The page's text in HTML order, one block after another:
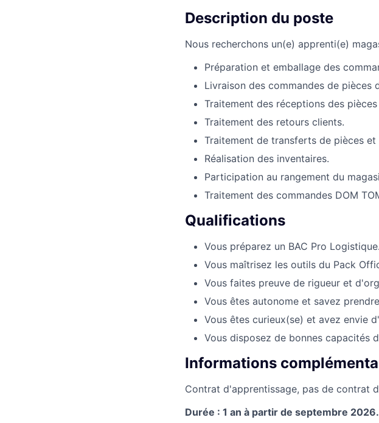
Description du poste
Nous recherchons un(e) apprenti(e)
Préparation et emballage des
Livraison des commandes de pièces
Traitement des réceptions des pièces
Traitement des retours clients.
Traitement de transferts de pièces
Réalisation des inventaires.
Participation au rangement du
Traitement des commandes DOM
Qualifications
Vous préparez un BAC Pro Logistique.
Vous maîtrisez les outils du Pack
Vous faites preuve de rigueur et
Vous êtes autonome et savez
Vous êtes curieux(se) et avez envie
Vous disposez de bonnes capacités
Informations
Contrat d'apprentissage, pas de contrat
Durée : 1 an à partir de septembre 2026.